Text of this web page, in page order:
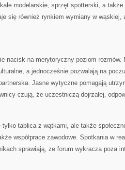
modelarskie, sprzęt spotterski, a także
się również rynkiem wymiany w wąskiej,
nacisk na merytoryczny poziom
a jednocześnie pozwalają na
Jasne wytyczne pomagają
czują, że uczestniczą dojrzałej,
tylko tablica z wątkami, ale także
współprace zawodowe. Spotkania w
sprawiają, że forum wykracza poza